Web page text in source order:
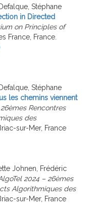
Stéphane
in Directed
on Principles of
France, France.
Stéphane
les chemins viennent
Rencontres
des
sur-Mer, France
Johnen, Frédéric
2024 – 26èmes
Algorithmiques des
sur-Mer, France